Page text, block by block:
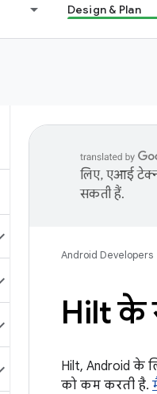
Design & Plan
लिए, एआई
सकती हैं.
Android Developers
Hilt के
Hilt, Android के
को कम करती है.